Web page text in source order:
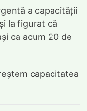
a capacității
la figurat că
ca acum 20 de
capacitatea